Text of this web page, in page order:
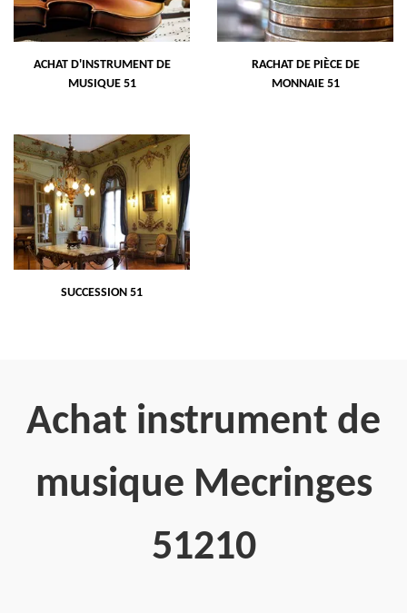
ACHAT D'INSTRUMENT DE
MUSIQUE 51
RACHAT DE PIÈCE DE
MONNAIE 51
SUCCESSION 51
Achat instrument de
musique Mecringes
51210